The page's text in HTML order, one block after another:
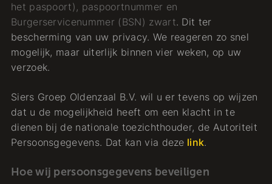
het paspoort), paspoortnummer en
Burgerservicenummer (BSN) zwart. Dit ter
bescherming van uw privacy. We reageren zo snel
mogelijk, maar uiterlijk binnen vier weken, op uw
verzoek.
Siers Groep Oldenzaal B.V. wil u er tevens op wijzen
dat u de mogelijkheid heeft om een klacht in te
dienen bij de nationale toezichthouder, de Autoriteit
Persoonsgegevens. Dat kan via deze link.
Hoe wij persoonsgegevens beveiligen